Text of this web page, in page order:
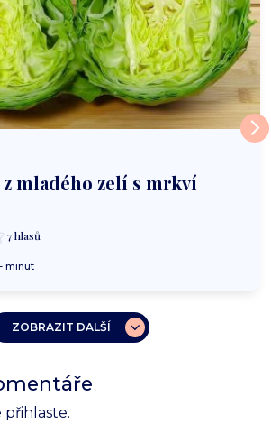
mladého zelí s mrkví
7 hlasů
minut
ZOBRAZIT DALŠÍ
přihlaste.